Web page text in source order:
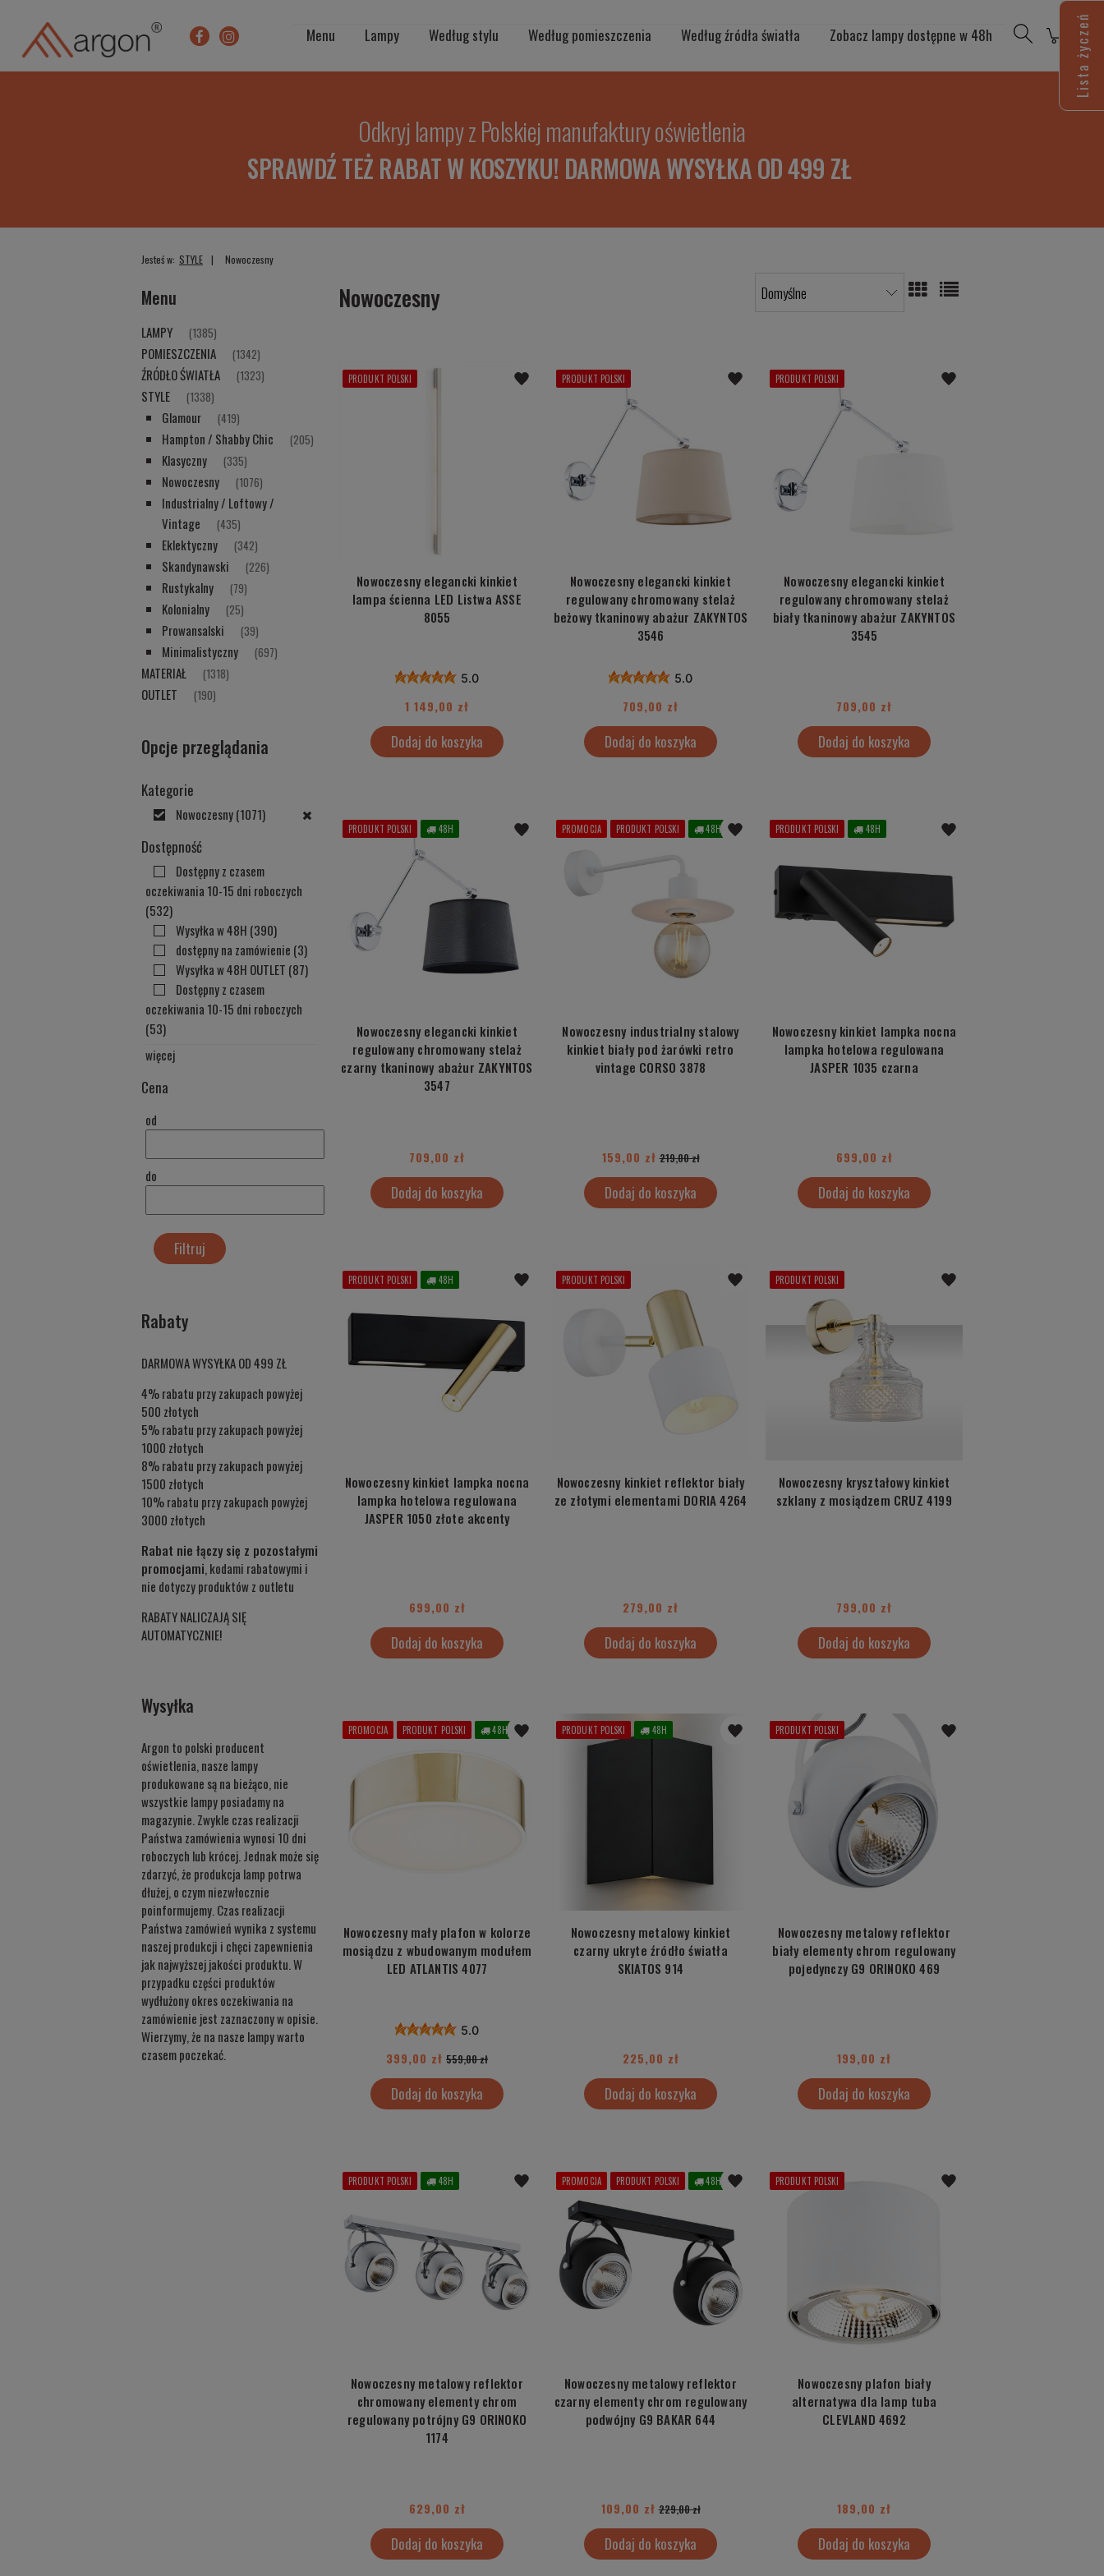
Menu Lampy Według stylu Według pomieszczenia Według źródła światła Zobacz lampy dostępne w 48h
Odkryj lampy z Polskiej manufaktury oświetlenia
SPRAWDŹ TEŻ RABAT W KOSZYKU! DARMOWA WYSYŁKA OD 499 ZŁ
Jesteś w: STYLE Nowoczesny
Menu
LAMPY (1385)
POMIESZCZENIA (1342)
ŹRÓDŁO ŚWIATŁA (1323)
STYLE (1338)
Glamour (419)
Hampton / Shabby Chic (205)
Klasyczny (335)
Nowoczesny (1076)
Industrialny / Loftowy /
Vintage
(435)
Eklektyczny (342)
Skandynawski (226)
Rustykalny (79)
Kolonialny (25)
Prowansalski (39)
Minimalistyczny (697)
MATERIAŁ (1318)
OUTLET (190)
Opcje przeglądania
Kategorie
Nowoczesny(1071)
Dostępność
Dostępny z czasem
oczekiwania 10-15 dni roboczych
(532)
Wysyłka w 48H (390)
dostępny na zamówienie (3)
Wysyłka w 48H OUTLET (87)
Dostępny z czasem
oczekiwania 10-15 dni roboczych
(53)
więcej
Cena
od
do
Filtruj
Rabaty
DARMOWA WYSYŁKA OD 499 ZŁ
4% rabatu przy zakupach powyżej
500 złotych
5% rabatu przy zakupach powyżej
1000 złotych
8% rabatu przy zakupach powyżej
1500 złotych
10% rabatu przy zakupach powyżej
3000 złotych
Rabat nie łączy się z pozostałymi
promocjami , kodami rabatowymi i
nie dotyczy produktów z outletu
RABATY NALICZAJĄ SIĘ
AUTOMATYCZNIE!
Wysyłka
Argon to polski producent
oświetlenia, nasze lampy
produkowane są na bieżąco, nie
wszystkie lampy posiadamy na
magazynie. Zwykle czas realizacji
Państwa zamówienia wynosi 10 dni
roboczych lub krócej. Jednak może się
zdarzyć, że produkcja lamp potrwa
dłużej, o czym niezwłocznie
poinformujemy. Czas realizacji
Państwa zamówień wynika z systemu
naszej produkcji i chęci zapewnienia
jak najwyższej jakości produktu. W
przypadku części produktów
wydłużony okres oczekiwania na
zamówienie jest zaznaczony w opisie.
Wierzymy, że na nasze lampy warto
czasem poczekać.
Nowoczesny
Nowoczesny elegancki kinkiet
lampa ścienna LED Listwa ASSE
8055
5.0
1 149,00 zł
Dodaj do koszyka
PRODUKT POLSKI
Nowoczesny elegancki kinkiet
regulowany chromowany stelaż
beżowy tkaninowy abażur ZAKYNTOS
3546
5.0
709,00 zł
Dodaj do koszyka
PRODUKT POLSKI
Nowoczesny elegancki kinkiet
regulowany chromowany stelaż
biały tkaninowy abażur ZAKYNTOS
3545
709,00 zł
Dodaj do koszyka
PRODUKT POLSKI
Nowoczesny elegancki kinkiet
regulowany chromowany stelaż
czarny tkaninowy abażur ZAKYNTOS
3547
709,00 zł
Dodaj do koszyka
PRODUKT POLSKI 48H
Nowoczesny industrialny stalowy
kinkiet biały pod żarówki retro
vintage CORSO 3878
159,00 zł 219,00 zł
Dodaj do koszyka
PROMOCJA PRODUKT POLSKI 48H
Nowoczesny kinkiet lampka nocna
lampka hotelowa regulowana
JASPER 1035 czarna
699,00 zł
Dodaj do koszyka
PRODUKT POLSKI 48H
Nowoczesny kinkiet lampka nocna
lampka hotelowa regulowana
JASPER 1050 złote akcenty
699,00 zł
Dodaj do koszyka
PRODUKT POLSKI 48H
Nowoczesny kinkiet reflektor biały
ze złotymi elementami DORIA 4264
279,00 zł
Dodaj do koszyka
PRODUKT POLSKI
Nowoczesny kryształowy kinkiet
szklany z mosiądzem CRUZ 4199
799,00 zł
Dodaj do koszyka
PRODUKT POLSKI
Nowoczesny mały plafon w kolorze
mosiądzu z wbudowanym modułem
LED ATLANTIS 4077
5.0
399,00 zł 559,00 zł
Dodaj do koszyka
PROMOCJA PRODUKT POLSKI 48H
Nowoczesny metalowy kinkiet
czarny ukryte źródło światła
SKIATOS 914
225,00 zł
Dodaj do koszyka
PRODUKT POLSKI 48H
Nowoczesny metalowy reflektor
biały elementy chrom regulowany
pojedynczy G9 ORINOKO 469
199,00 zł
Dodaj do koszyka
PRODUKT POLSKI
Nowoczesny metalowy reflektor
chromowany elementy chrom
regulowany potrójny G9 ORINOKO
1174
629,00 zł
Dodaj do koszyka
PRODUKT POLSKI 48H
Nowoczesny metalowy reflektor
czarny elementy chrom regulowany
podwójny G9 BAKAR 644
109,00 zł 229,00 zł
Dodaj do koszyka
PROMOCJA PRODUKT POLSKI 48H
Nowoczesny plafon biały
alternatywa dla lamp tuba
CLEVLAND 4692
189,00 zł
Dodaj do koszyka
PRODUKT POLSKI
Lista życzeń